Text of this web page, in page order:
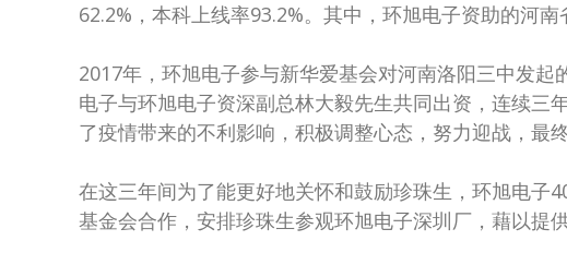
62.2%，本科上线率93.2%。其中，环旭电子资助的河
2017年，环旭电子参与新华爱基会对河南洛阳三中发起
电子与环旭电子资深副总林大毅先生共同出资，连续
了疫情带来的不利影响，积极调整心态，努力迎战，最
在这三年间为了能更好地关怀和鼓励珍珠生，环旭电子
基金会合作，安排珍珠生参观环旭电子深圳厂，藉以提